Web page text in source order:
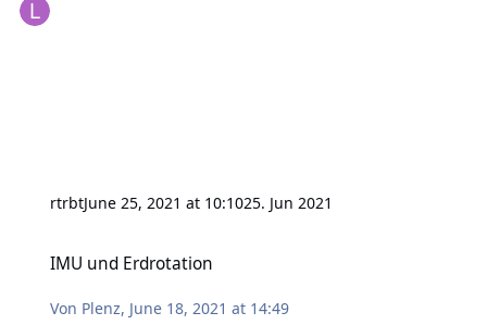
rtrbtJune 25, 2021 at 10:1025. Jun 2021
IMU und Erdrotation
Von Plenz, June 18, 2021 at 14:49